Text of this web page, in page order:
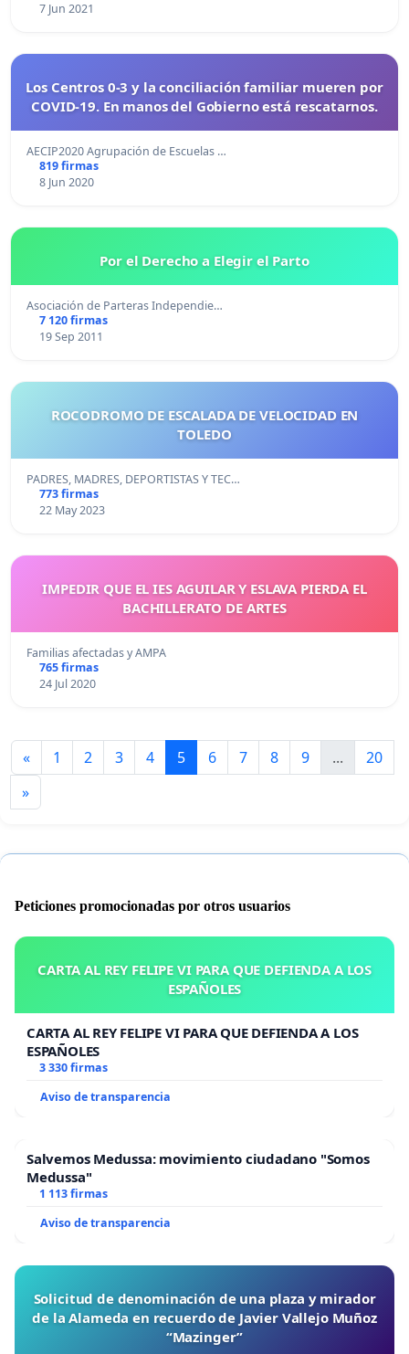
7 Jun 2021
Los Centros 0-3 y la conciliación familiar mueren por
COVID-19. En manos del Gobierno está rescatarnos.
AECIP2020 Agrupación de Escuelas …
819 firmas
8 Jun 2020
Por el Derecho a Elegir el Parto
Asociación de Parteras Independie…
7 120 firmas
19 Sep 2011
ROCODROMO DE ESCALADA DE VELOCIDAD EN
TOLEDO
PADRES, MADRES, DEPORTISTAS Y TEC…
773 firmas
22 May 2023
IMPEDIR QUE EL IES AGUILAR Y ESLAVA PIERDA EL
BACHILLERATO DE ARTES
Familias afectadas y AMPA
765 firmas
24 Jul 2020
« 1 2 3 4 5 6 7 8 9 ...
20
»
Peticiones promocionadas por otros usuarios
CARTA AL REY FELIPE VI PARA QUE DEFIENDA A LOS
ESPAÑOLES
CARTA AL REY FELIPE VI PARA QUE DEFIENDA A LOS
ESPAÑOLES
3 330 firmas
Aviso de transparencia
Salvemos Medussa: movimiento ciudadano "Somos
Medussa"
1 113 firmas
Aviso de transparencia
Solicitud de denominación de una plaza y mirador
de la Alameda en recuerdo de Javier Vallejo Muñoz
“Mazinger”